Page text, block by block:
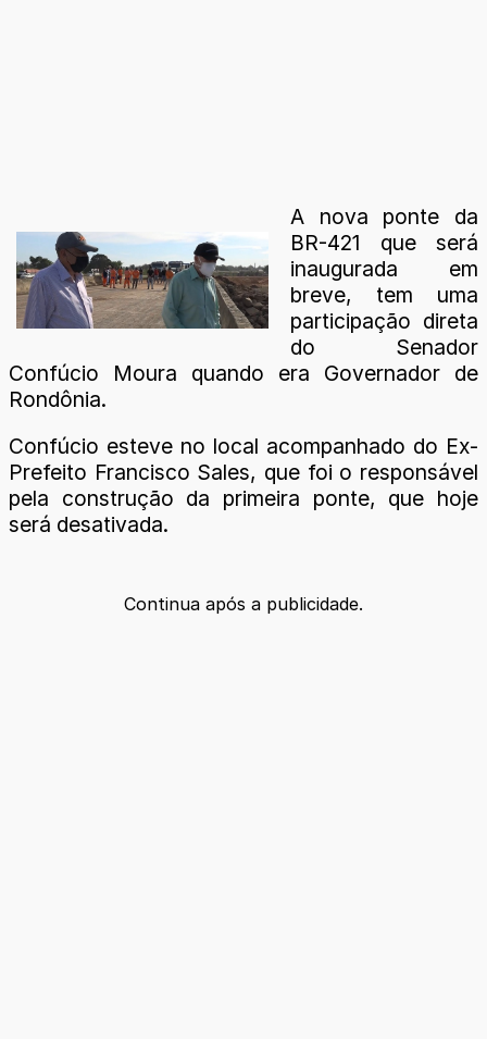
A nova ponte da
BR-421 que será
inaugurada em
breve, tem uma
participação direta
do Senador
Confúcio Moura quando era Governador de
Rondônia.
Confúcio esteve no local acompanhado do Ex-
Prefeito Francisco Sales, que foi o responsável
pela construção da primeira ponte, que hoje
será desativada.
Continua após a publicidade.